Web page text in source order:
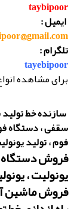
taybipoor
ایمیل :
تلگرام :
tayebipoor
برای مشاهده
سازنده خط تولید
سقفی ، دستگاه
فوم ، تولید
فروش دستگاه
یونولیت ،
فروش ماشین